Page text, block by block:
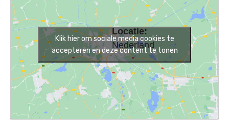
Locatie:
Nederland
Klik hier om sociale media cookies te
accepteren en deze content te tonen